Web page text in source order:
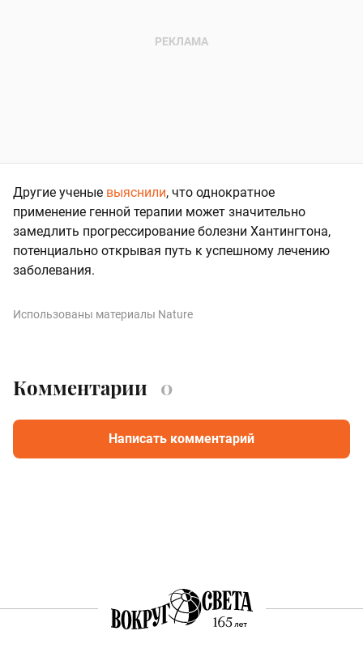
Другие ученые выяснили, что однократное
применение генной терапии может значительно
замедлить прогрессирование болезни Хантингтона,
потенциально открывая путь к успешному лечению
заболевания.
Использованы материалы Nature
Комментарии 0
Написать комментарий